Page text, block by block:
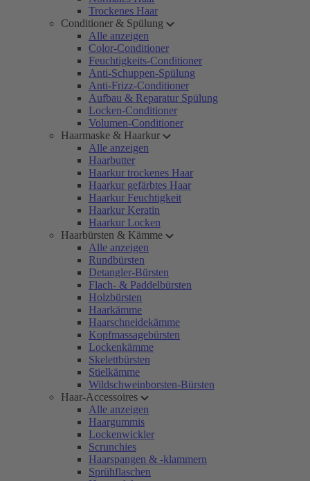
Trockenes Haar
Conditioner & Spülung
Alle anzeigen
Color-Conditioner
Feuchtigkeits-Conditioner
Anti-Schuppen-Spülung
Anti-Frizz-Conditioner
Aufbau & Reparatur Spülung
Locken-Conditioner
Volumen-Conditioner
Haarmaske & Haarkur
Alle anzeigen
Haarbutter
Haarkur trockenes Haar
Haarkur gefärbtes Haar
Haarkur Feuchtigkeit
Haarkur Keratin
Haarkur Locken
Haarbürsten & Kämme
Alle anzeigen
Rundbürsten
Detangler-Bürsten
Flach- & Paddelbürsten
Holzbürsten
Haarkämme
Haarschneidekämme
Kopfmassagebürsten
Lockenkämme
Skelettbürsten
Stielkämme
Wildschweinborsten-Bürsten
Haar-Accessoires
Alle anzeigen
Haargummis
Lockenwickler
Scrunchies
Haarspangen & -klammern
Sprühflaschen